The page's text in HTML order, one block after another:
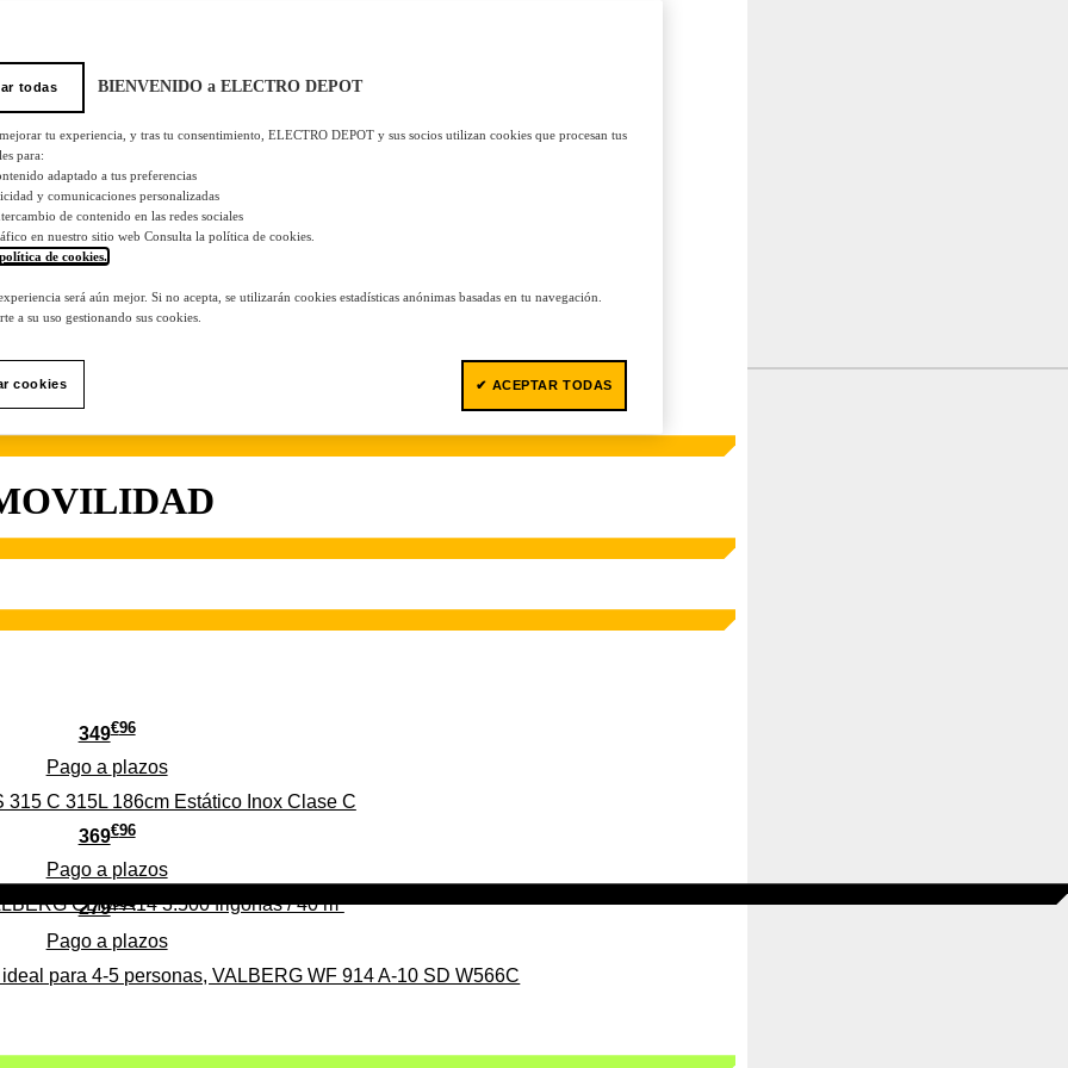
279€ 96
Pago a plazos
para 4-5 personas, VALBERG WF 914 A-10 SD W566C
349€96
Pago a plazos
C 315L 186cm Estático Inox Clase C
369€96
Pago a plazos
CLIM-A14 3.500 frigorías / 40 m²
todas BIENVENIDO a ELECTRO DEPOT
tu experiencia, y tras tu consentimiento, ELECTRO DEPOT y sus socios utilizan cookies que procesan tus
para:
adaptado a tus preferencias
y comunicaciones personalizadas
de contenido en las redes sociales
en nuestro sitio web Consulta la política de cookies.
de cookies.
será aún mejor. Si no acepta, se utilizarán cookies estadísticas anónimas basadas en tu navegación.
a su uso gestionando sus cookies.
cookies ✔ ACEPTAR TODAS